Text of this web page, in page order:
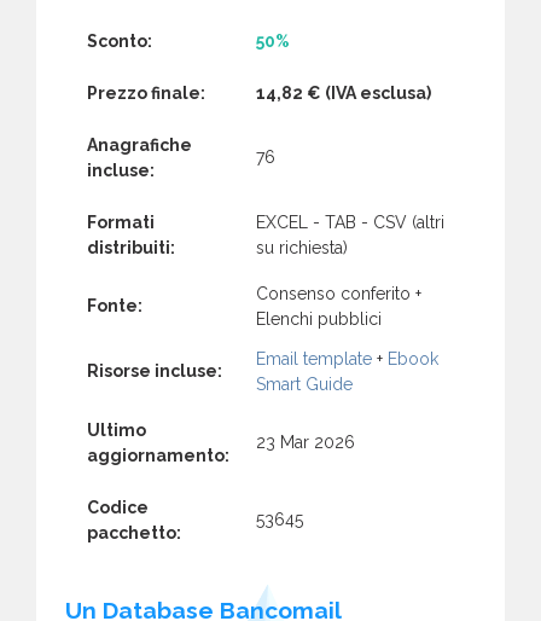
Sconto: 50%
Prezzo finale: 14,82 € (IVA esclusa)
Anagrafiche
incluse:
76
Formati
distribuiti:
EXCEL - TAB - CSV (altri
su richiesta)
Fonte:
Consenso conferito +
Elenchi pubblici
Risorse incluse:
Email template + Ebook
Smart Guide
Ultimo
aggiornamento:
23 Mar 2026
Codice
pacchetto:
53645
Un Database Bancomail